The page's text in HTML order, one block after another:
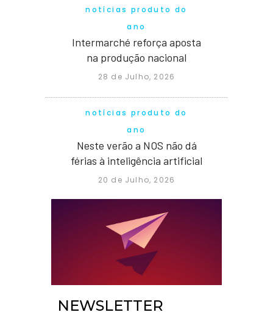
notícias produto do
ano
Intermarché reforça aposta
na produção nacional
28 de Julho, 2026
notícias produto do
ano
Neste verão a NOS não dá
férias à inteligência artificial
20 de Julho, 2026
NEWSLETTER